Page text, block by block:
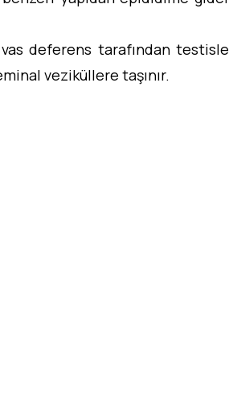
deferens tarafından
veziküllere taşınır.